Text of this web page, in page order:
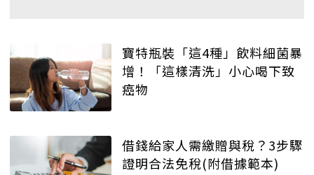
寶特瓶裝「這4種」飲料細菌暴
增！「這樣清洗」小心喝下致
癌物
借錢給家人需繳贈與稅？3步驟
證明合法免稅(附借據範本)